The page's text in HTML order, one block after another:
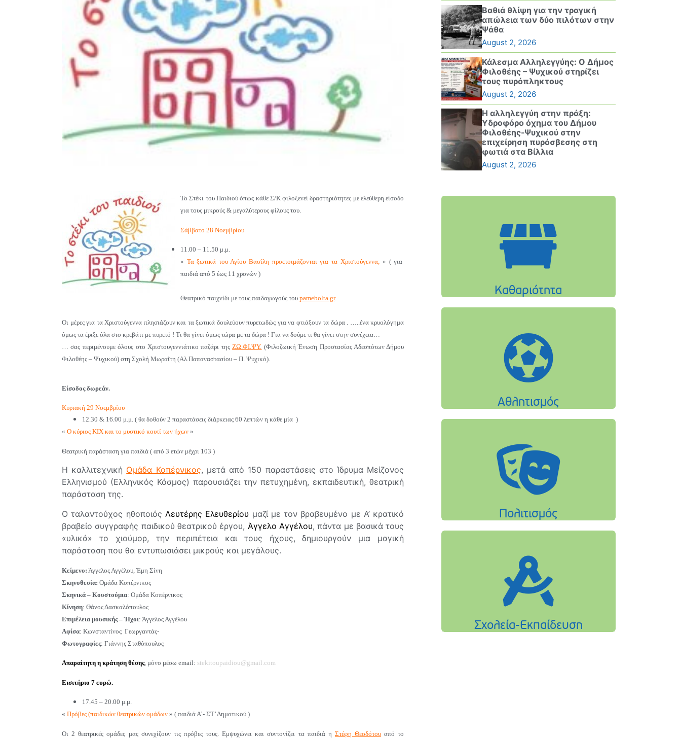
Το Στέκι του Παιδιού όπως κάθε Σ/Κφιλοξενεί δραστηριότητες με ελεύθερη είσοδο
για τους μικρούς & μεγαλύτερους φίλους του.
Σάββατο 28 Νοεμβρίου
11.00 – 11.50 μ.μ.
« Τα ξωτικά του Αγίου Βασίλη προετοιμάζονται για τα Χριστούγεννα; » ( για
παιδιά από 5 έως 11 χρονών )
Θεατρικό παιχνίδι με τους παιδαγωγούς του pamebolta.gr.
Οι μέρες για τα Χριστούγεννα πλησιάζουν και τα ξωτικά δουλεύουν πυρετωδώς για να φτιάξουν τα δώρα . …..ένα κρυολόγημα
όμως τα έριξε όλα στο κρεβάτι με πυρετό ! Τι θα γίνει όμως τώρα με τα δώρα ! Για να δούμε τι θα γίνει στην συνέχεια…
… σας περιμένουμε όλους στο Χριστουγεννιάτικο παζάρι τηςΖΩ.ΦΙ.ΨΥ. (Φιλοζωική Ένωση Προστασίας Αδεσπότων Δήμου
Φιλοθέης – Ψυχικού) στη Σχολή Μωραΐτη (Αλ.Παπαναστασίου – Π. Ψυχικό).
Είσοδος δωρεάν.
Κυριακή 29 Νοεμβρίου
12.30 & 16.00 μ.μ. ( θα δοθούν 2 παραστάσεις διάρκειας 60 λεπτών η κάθε μία )
« Ο κύριος ΚΙΧ και το μυστικό κουτί των ήχων »
Θεατρική παράσταση για παιδιά ( από 3 ετών μέχρι 103 )
H καλλιτεχνική Ομάδα Κοπέρνικος, μετά από 150 παραστάσεις στο Ίδρυμα Μείζονος
Ελληνισμού (Ελληνικός Κόσμος) παρουσιάζει την πετυχημένη, εκπαιδευτική, θεατρική
παράσταση της.
Ο ταλαντούχος ηθοποιός Λευτέρης Ελευθερίου μαζί με τον βραβευμένο με Α’ κρατικό
βραβείο συγγραφής παιδικού θεατρικού έργου, Άγγελο Αγγέλου, πάντα με βασικά τους
«υλικά» το χιούμορ, την περιπέτεια και τους ήχους, δημιουργούν μια μαγική
παράσταση που θα εντυπωσιάσει μικρούς και μεγάλους.
Κείμενο: Άγγελος Αγγέλου, Έμη Σίνη
Σκηνοθεσία: Ομάδα Κοπέρνικος
Σκηνικά – Κουστούμια: Ομάδα Κοπέρνικος
Κίνηση: Θάνος Δασκαλόπουλος
Επιμέλεια μουσικής – Ήχοι: Άγγελος Αγγέλου
Αφίσα: Κωνσταντίνος Γεωργαντάς-
Φωτογραφίες: Γιάννης Σταθόπουλος
Απαραίτητη η κράτηση θέσης, μόνο μέσω email: stekitoupaidiou@gmail.com
Εισιτήριο 7 ευρώ.
17.45 – 20.00 μ.μ.
« Πρόβες (παιδικών θεατρικών ομάδων » ( παιδιά Α’- ΣΤ’ Δημοτικού )
Οι 2 θεατρικές ομάδες μας συνεχίζουν τις πρόβες τους. Εμψυχώνει και συντονίζει τα παιδιά η Στέφη Θεοδότου από το
Βαθιά θλίψη για την τραγική
απώλεια των δύο πιλότων στην
Ψάθα
August 2, 2026
Κάλεσμα Αλληλεγγύης: Ο Δήμος
Φιλοθέης – Ψυχικού στηρίζει
τους πυρόπληκτους
August 2, 2026
Η αλληλεγγύη στην πράξη:
Υδροφόρο όχημα του Δήμου
Φιλοθέης-Ψυχικού στην
επιχείρηση πυρόσβεσης στη
φωτιά στα Βίλλια
August 2, 2026